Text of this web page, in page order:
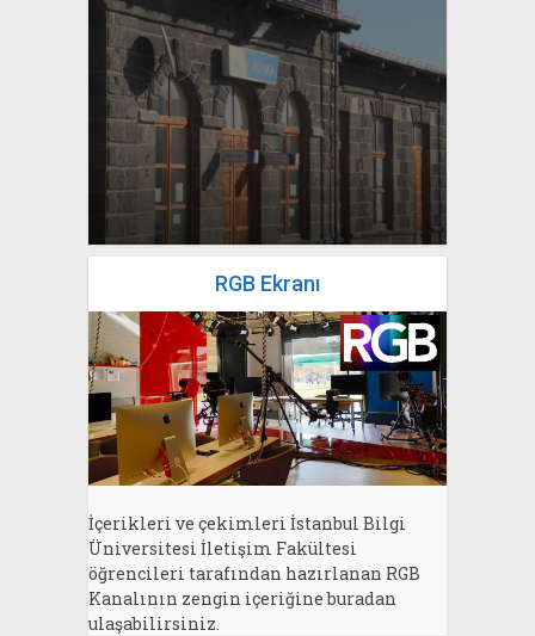
yazan
Bahri Ak
RGB Ekranı
İçerikleri ve çekimleri İstanbul Bilgi
Üniversitesi İletişim Fakültesi
öğrencileri tarafından hazırlanan RGB
Kanalının zengin içeriğine buradan
ulaşabilirsiniz.